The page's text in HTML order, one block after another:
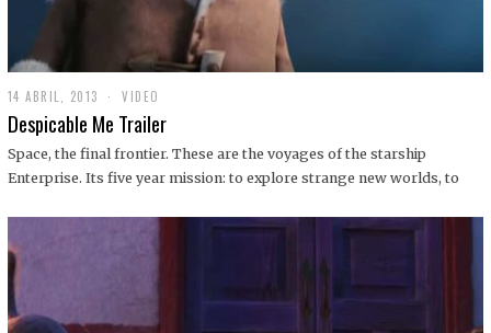
14 ABRIL, 2013
9
D
C
I
1
VIDEO
Despicable Me Trailer
Space, the final frontier. These are the voyages of the starship
Enterprise. Its five year mission: to explore strange new worlds, to